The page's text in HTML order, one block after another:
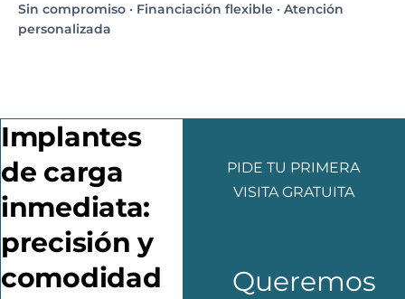
Sin compromiso · Financiación flexible · Atención
personalizada
Implantes
de carga
inmediata:
precisión y
comodidad
PIDE TU PRIMERA
VISITA GRATUITA
Queremos